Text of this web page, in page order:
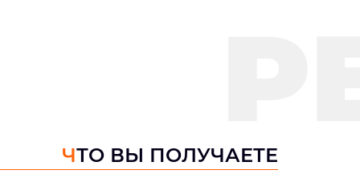
ЧТО ВЫ ПОЛУЧАЕТЕ